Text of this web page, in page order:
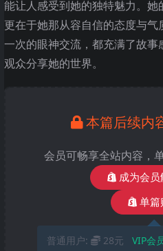
能让人感受到她的独特魅力。她
更在于她那从容自信的态度与
一次的眼神交流，都充满了故
观众分享她的世界。
本篇后续内
会员可畅享全站内容，
成为会员
单篇
普通用户: 28元 VIP会